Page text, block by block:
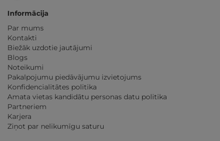
Informācija
Par mums
Kontakti
Biežāk uzdotie jautājumi
Blogs
Noteikumi
Pakalpojumu piedāvājumu izvietojums
Konfidencialitātes politika
Amata vietas kandidātu personas datu politika
Partneriem
Karjera
Ziņot par nelikumīgu saturu